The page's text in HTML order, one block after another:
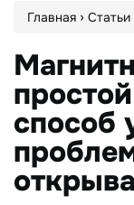
Вы
Главная › Статьи
способ